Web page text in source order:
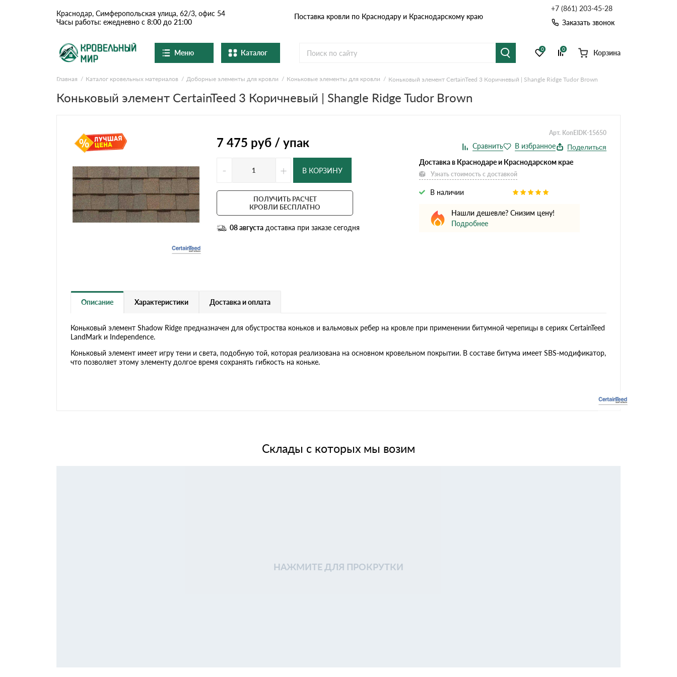
Поставка кровли по Краснодару и Краснодарскому краю
Краснодар, Симферопольская улица, 62/3, офис 54
Часы работы: ежедневно с 8:00 до 21:00
+7 (861) 203-45-28
Заказать звонок
Меню
О компании
Доставка и оплата
Вопросы-ответы
Каталог
Ондулин и шифер Металлочерепица Гибкая черепица Рулонная кровля
Натуральная керамическая
Профнастил и штакетник
Доборные элементы
Ондулин
Черепица Ондулин Ондулин Смарт Ондутисс
Шифер 7-волновой
0 0 Корзина
Главная Каталог кровельных материалов Доборные элементы для кровли Коньковые элементы для кровли Коньковый элемент CertainTeed 3 Коричневый | Shangle Ridge Tudor Brown
Коньковый элемент CertainTeed 3 Коричневый | Shangle Ridge Tudor Brown
7 475 руб / упак
Арт. KonElDK-15650
Поделиться
- + В КОРЗИНУ
ПОЛУЧИТЬ РАСЧЕТ
КРОВЛИ БЕСПЛАТНО
08 августа доставка при заказе сегодня
Доставка в Краснодаре и Краснодарском крае
Узнать стоимость с доставкой
В наличии
Нашли дешевле? Снизим цену!
Подробнее
Описание Характеристики Доставка и оплата
Коньковый элемент Shadow Ridge предназначен для обустроства коньков и вальмовых ребер на кровле при применении битумной черепицы в сериях CertainTeed
LandMark и Independence.
Коньковый элемент имеет игру тени и света, подобную той, которая реализована на основном кровельном покрытии. В составе битума имеет SBS-модификатор,
что позволяет этому элементу долгое время сохранять гибкость на коньке.
Склады с которых мы возим
НАЖМИТЕ ДЛЯ ПРОКРУТКИ